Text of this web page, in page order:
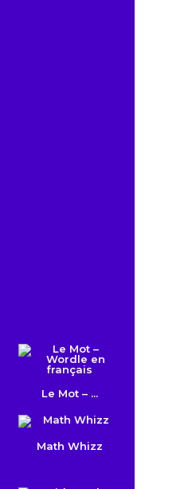
Le Mot – ...
Math Whizz